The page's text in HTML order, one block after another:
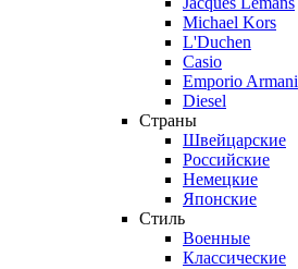
Michael Kors
L'Duchen
Casio
Emporio Armani
Diesel
Страны
Швейцарские
Российские
Немецкие
Японские
Стиль
Военные
Классические